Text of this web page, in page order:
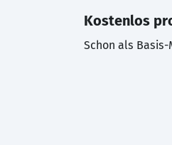
Kostenlos
Schon als